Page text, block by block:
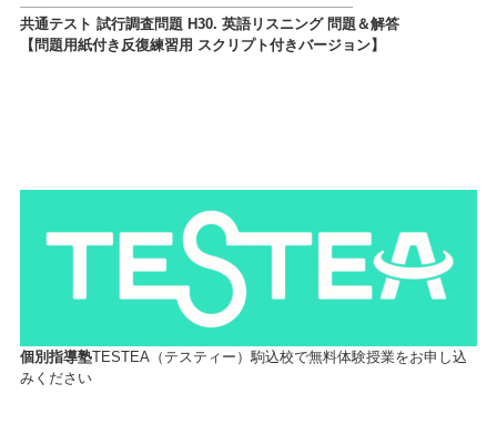
共通テスト 試行調査問題 H30. 英語リスニング 問題＆解答
【問題用紙付き反復練習用 スクリプト付きバージョン】
個別指導塾TESTEA（テスティー）駒込校で無料体験授業をお申し込
みください